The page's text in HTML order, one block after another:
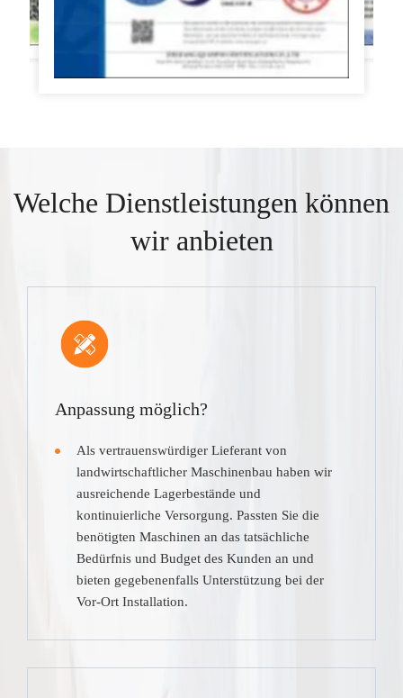
Welche Dienstleistungen können
wir anbieten
Anpassung möglich?
Als vertrauenswürdiger Lieferant von
landwirtschaftlicher Maschinenbau haben wir
ausreichende Lagerbestände und
kontinuierliche Versorgung. Passten Sie die
benötigten Maschinen an das tatsächliche
Bedürfnis und Budget des Kunden an und
bieten gegebenenfalls Unterstützung bei der
Vor-Ort Installation.